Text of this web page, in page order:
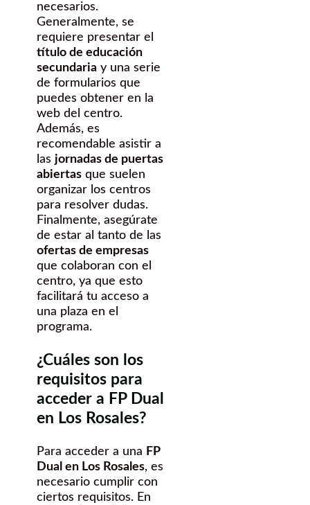
necesarios.
Generalmente, se
requiere presentar el
título de educación
secundaria y una serie
de formularios que
puedes obtener en la
web del centro.
Además, es
recomendable asistir a
las jornadas de puertas
abiertas que suelen
organizar los centros
para resolver dudas.
Finalmente, asegúrate
de estar al tanto de las
ofertas de empresas
que colaboran con el
centro, ya que esto
facilitará tu acceso a
una plaza en el
programa.
¿Cuáles son los
requisitos para
acceder a FP Dual
en Los Rosales?
Para acceder a una FP
Dual en Los Rosales, es
necesario cumplir con
ciertos requisitos. En